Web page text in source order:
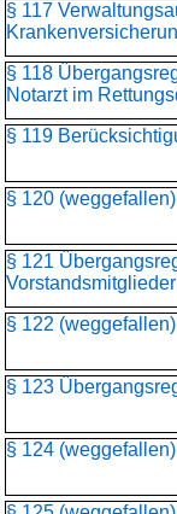
§ 117
§ 118
Notarzt im
§ 119
§ 120 (weggefallen)
§ 121
§ 122 (weggefallen)
§ 123
§ 124 (weggefallen)